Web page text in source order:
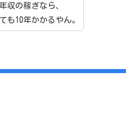
収の稼ぎなら、
も10年かかるやん。